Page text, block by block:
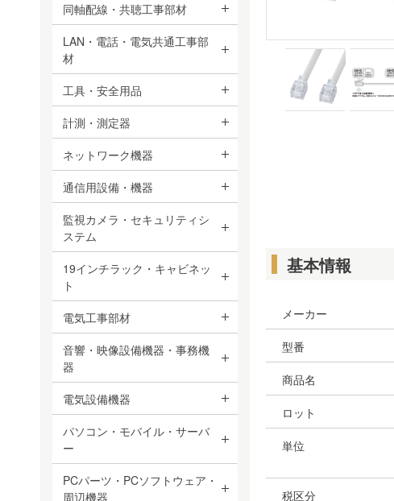
基本情報
メーカー
型番
商品名
ロット
単位
税区分
同軸配線・共聴工事部材
LAN・電話・電気共通工事部
材
工具・安全用品
計測・測定器
ネットワーク機器
通信用設備・機器
監視カメラ・セキュリティシ
ステム
19インチラック・キャビネッ
ト
電気工事部材
音響・映像設備機器・事務機
器
電気設備機器
パソコン・モバイル・サーバ
ー
PCパーツ・PCソフトウェア・
周辺機器